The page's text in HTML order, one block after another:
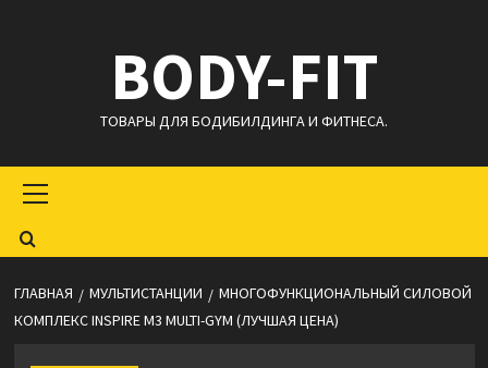
BODY-FIT
ТОВАРЫ ДЛЯ БОДИБИЛДИНГА И ФИТНЕСА.
меню
ГЛАВНАЯ МУЛЬТИСТАНЦИИ
МНОГОФУНКЦИОНАЛЬНЫЙ СИЛОВОЙ
КОМПЛЕКС INSPIRE M3 MULTI-GYM (ЛУЧШАЯ ЦЕНА)